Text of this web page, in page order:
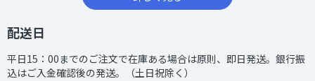
配送日
平日15：00までのご注文で在庫ある場合は原則、即日発送。銀行振
込はご入金確認後の発送。（土日祝除く）